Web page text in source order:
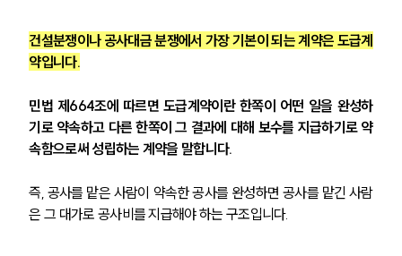
건설분쟁이나 공사대금 분쟁에서 가장 기본이 되는 계약은 도급계
약입니다.
민법 제664조에 따르면 도급계약이란 한쪽이 어떤 일을 완성하
기로 약속하고 다른 한쪽이 그 결과에 대해 보수를 지급하기로 약
속함으로써 성립하는 계약을 말합니다.
즉, 공사를 맡은 사람이 약속한 공사를 완성하면 공사를 맡긴 사람
은 그 대가로 공사비를 지급해야 하는 구조입니다.